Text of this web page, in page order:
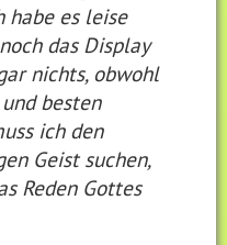
habe es leise
das Display
nichts, obwohl
besten
ich den
Geist suchen,
Reden Gottes